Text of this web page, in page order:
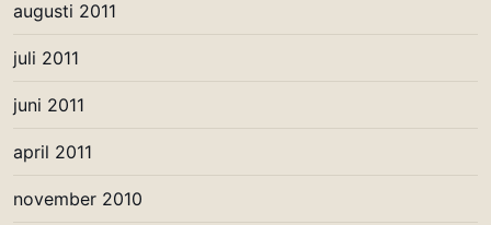
augusti 2011
juli 2011
juni 2011
april 2011
november 2010